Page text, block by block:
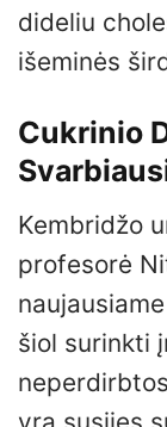
dideliu
išeminės
Cukrinio
Kembridžo
profesorė
šiol surinkti